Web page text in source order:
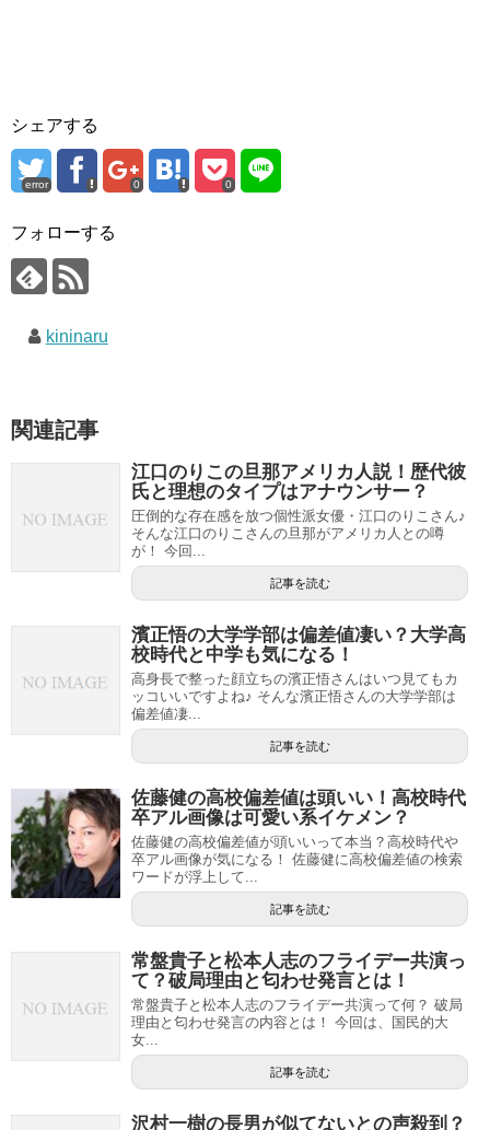
シェアする
error 0 0
フォローする
kininaru
関連記事
江口のりこの旦那アメリカ人説！歴代彼
氏と理想のタイプはアナウンサー？
圧倒的な存在感を放つ個性派女優・江口のりこさん♪
そんな江口のりこさんの旦那がアメリカ人との噂
が！ 今回...
記事を読む
濱正悟の大学学部は偏差値凄い？大学高
校時代と中学も気になる！
高身長で整った顔立ちの濱正悟さんはいつ見てもカ
ッコいいですよね♪ そんな濱正悟さんの大学学部は
偏差値凄...
記事を読む
佐藤健の高校偏差値は頭いい！高校時代
卒アル画像は可愛い系イケメン？
佐藤健の高校偏差値が頭いいって本当？高校時代や
卒アル画像が気になる！ 佐藤健に高校偏差値の検索
ワードが浮上して...
記事を読む
常盤貴子と松本人志のフライデー共演っ
て？破局理由と匂わせ発言とは！
常盤貴子と松本人志のフライデー共演って何？ 破局
理由と匂わせ発言の内容とは！ 今回は、国民的大
女...
記事を読む
沢村一樹の長男が似てないとの声殺到？